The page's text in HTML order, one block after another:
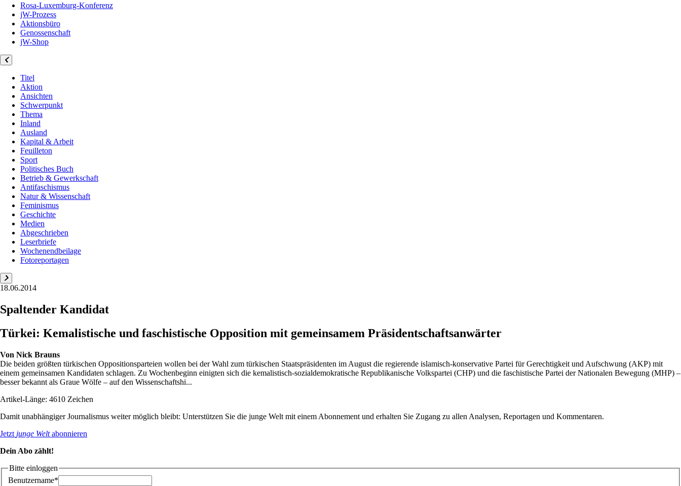
Rosa-Luxemburg-Konferenz
jW-Prozess
Aktionsbüro
Genossenschaft
jW-Shop
Titel
Aktion
Ansichten
Schwerpunkt
Thema
Inland
Ausland
Kapital & Arbeit
Feuilleton
Sport
Politisches Buch
Betrieb & Gewerkschaft
Antifaschismus
Natur & Wissenschaft
Feminismus
Geschichte
Medien
Abgeschrieben
Leserbriefe
Wochenendbeilage
Fotoreportagen
18.06.2014
Spaltender Kandidat
Türkei: Kemalistische und faschistische Opposition mit gemeinsamem Präsidentschaftsanwärter
Von Nick Brauns
Die beiden größten türkischen Oppositionsparteien wollen bei der Wahl zum türkischen Staatspräsidenten im August die regierende islamisch-konservative Partei für Gerechtigkeit und Aufschwung (AKP) mit
einem gemeinsamen Kandidaten schlagen. Zu Wochenbeginn einigten sich die kemalistisch-sozialdemokratische Republikanische Volkspartei (CHP) und die faschistische Partei der Nationalen Bewegung (MHP) –
besser bekannt als Graue Wölfe – auf den Wissenschaftshi...
Artikel-Länge: 4610 Zeichen
Damit unabhängiger Journalismus weiter möglich bleibt: Unterstützen Sie die junge Welt mit einem Abonnement und erhalten Sie Zugang zu allen Analysen, Reportagen und Kommentaren.
Jetzt junge Weltabonnieren
Dein Abo zählt!
Bitte einloggen
Benutzername*